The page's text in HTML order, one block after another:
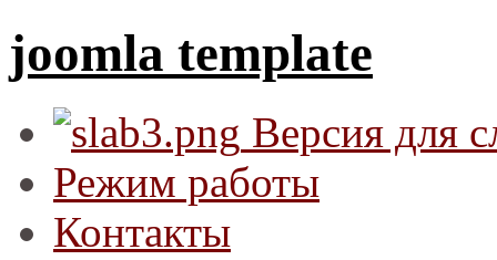
joomla template
Версия для
Режим работы
Контакты